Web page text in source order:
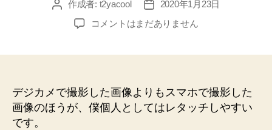
会
社
投 作成者: t2yacool
投
稿
2020年1月23日
画
チ
の
コメントはまだありません
デジカメで撮影した画像よりもスマホで撮影した
画像のほうが、僕個人としてはレタッチしやすい
です。